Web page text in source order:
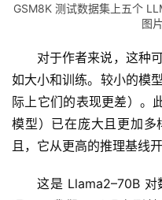
梦
青
龙
GSM8K 测试数据集上五个
图
对于作者来说，这种
如大小和训练。较小的模
际上它们的表现更差）。
模型）已在庞大且更加
且，它从更高的推理基线开
这是 Llama2–70B